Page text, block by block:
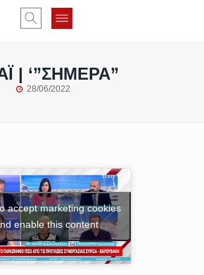
| ‘”ΣΗΜΕΡΑ”
28/06/2022
accept marketing cookies
enable this content